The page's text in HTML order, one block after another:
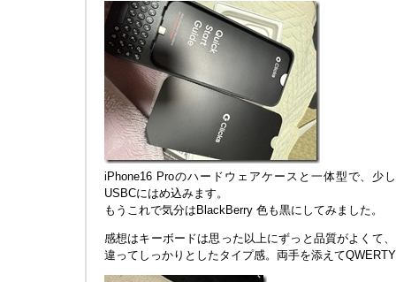
iPhone16 Proのハードウェアケースと一体型で、少
USBCにはめ込みます。
もうこれで気分はBlackBerry 色も黒にしてみました。
感想はキーボードは思った以上にずっと品質がよくて
違ってしっかりとしたタイプ感。両手を添えて